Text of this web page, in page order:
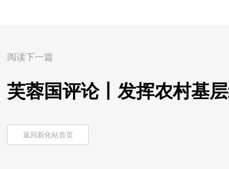
阅读下一篇
芙蓉国评论丨发挥农村基
返回新化站首页